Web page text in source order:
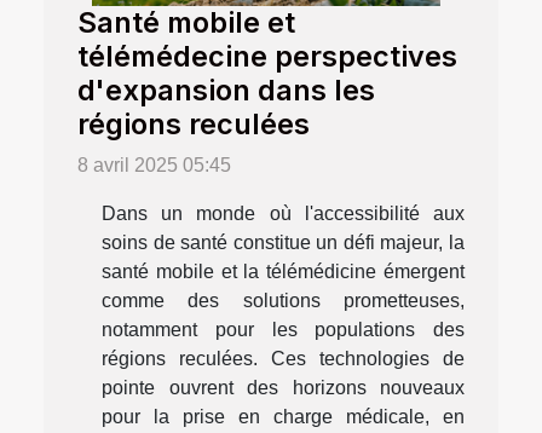
Santé mobile et
télémédecine perspectives
d'expansion dans les
régions reculées
8 avril 2025 05:45
Dans un monde où l'accessibilité aux
soins de santé constitue un défi majeur, la
santé mobile et la télémédicine émergent
comme des solutions prometteuses,
notamment pour les populations des
régions reculées. Ces technologies de
pointe ouvrent des horizons nouveaux
pour la prise en charge médicale, en